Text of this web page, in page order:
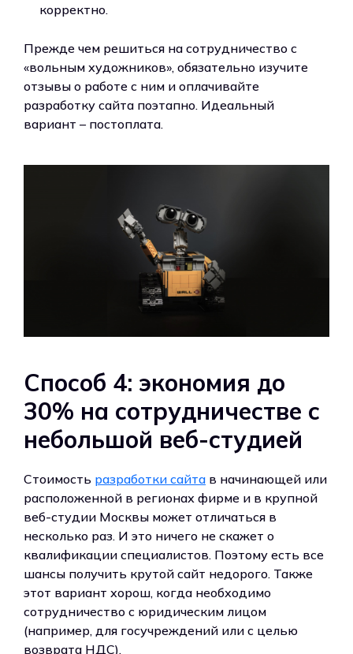
корректно.
Прежде чем решиться на сотрудничество с
«вольным художников», обязательно изучите
отзывы о работе с ним и оплачивайте
разработку сайта поэтапно. Идеальный
вариант – постоплата.
Способ 4: экономия до
30% на сотрудничестве с
небольшой веб-студией
Стоимость разработки сайта в начинающей или
расположенной в регионах фирме и в крупной
веб-студии Москвы может отличаться в
несколько раз. И это ничего не скажет о
квалификации специалистов. Поэтому есть все
шансы получить крутой сайт недорого. Также
этот вариант хорош, когда необходимо
сотрудничество с юридическим лицом
(например, для госучреждений или с целью
возврата НДС).